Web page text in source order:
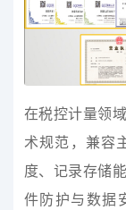
在税控计量领
术规范，兼容
度、记录存储
件防护与数据